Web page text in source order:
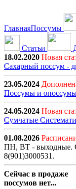
ГлавнаяПоссумы
Статьи
18.02.2020 Новая
Сахарный поссум -
23.05.2024
Поссумы и
24.05.2024 Новая
Сумчатые
01.08.2026
ПН, ВТ - выходные.
8(901)3000531.
Сейчас в продаже
поссумов нет...